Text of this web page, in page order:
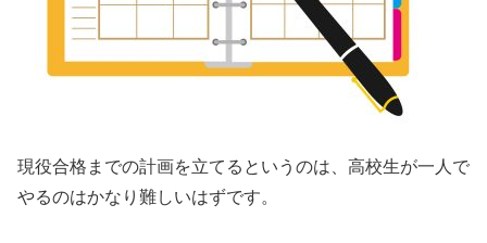
現役合格までの計画を立てるというのは、高校生が一人で
やるのはかなり難しいはずです。